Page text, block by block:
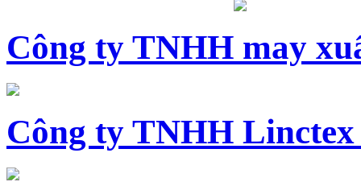
Công ty TNHH may
Công ty TNHH Linctex